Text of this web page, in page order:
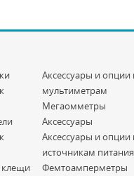
клещи
Аксессуары и опции
мультиметрам
Мегаомметры
Аксессуары
Аксессуары и опции
источникам питания
Фемтоамперметры